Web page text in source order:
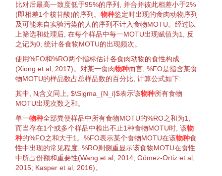
比对后最高一致度低于95%的序列, 并合并彼此相差小于2%
(即相差1个核苷酸)的序列。 物种鉴定时出现的食肉动物序列
及可能来自实验污染的人的序列不计入食物MOTU。经过以
上筛选和处理后, 在每个样品中每一MOTU出现赋值为1, 反
之记为0, 统计各食物MOTU的出现频次。
使用%FO和%RO两个指标估计各食肉动物的食性构成
(Xiong et al, 2017)。对某一食肉物种而言, %FO是指含某食
物MOTU的样品数占总样品数的百分比, 计算公式如下:
其中, Ni含义同上, $\Sigma_{N_i}$表示该物种所有食物
MOTU出现次数之和。
单一物种全部粪便样品中所有食物MOTU的%RO之和为1,
而当存在1个或多个样品中检出不止1种食物MOTU时, 该物
种的%FO之和大于1。%FO表示某个食物MOTU在该物种食
性中出现的常见程度, %RO则侧重显示该食物MOTU在食性
中所占份额和重要性(Wang et al, 2014; Gómez-Ortiz et al,
2015; Kasper et al, 2016)。